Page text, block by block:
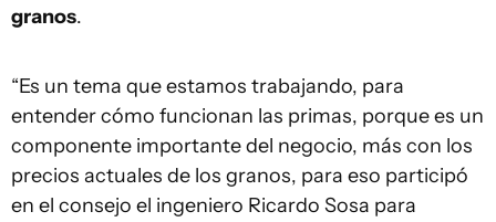
granos.
“Es un tema que estamos trabajando, para
entender cómo funcionan las primas, porque es un
componente importante del negocio, más con los
precios actuales de los granos, para eso participó
en el consejo el ingeniero Ricardo Sosa para